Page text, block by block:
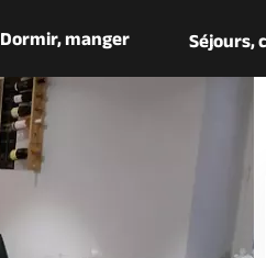
Dormir, manger Séjours,